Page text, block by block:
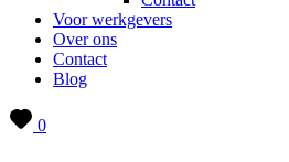
Voor werkgevers
Over ons
Contact
Blog
0